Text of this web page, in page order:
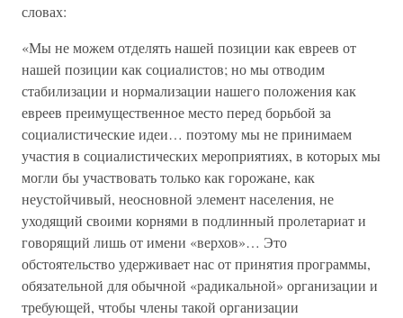
словах:
«Мы не можем отделять нашей позиции как евреев от
нашей позиции как социалистов; но мы отводим
стабилизации и нормализации нашего положения как
евреев преимущественное место перед борьбой за
социалистические идеи… поэтому мы не принимаем
участия в социалистических мероприятиях, в которых мы
могли бы участвовать только как горожане, как
неустойчивый, неосновной элемент населения, не
уходящий своими корнями в подлинный пролетариат и
говорящий лишь от имени «верхов»… Это
обстоятельство удерживает нас от принятия программы,
обязательной для обычной «радикальной» организации и
требующей, чтобы члены такой организации